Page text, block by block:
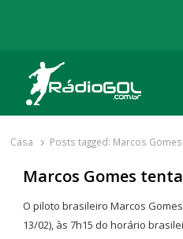
Rádio Gol
Há mais de 20 anos com as
Casa Posts tagged: Marcos Gomes
Marcos Gomes
O piloto brasileiro Marcos
13/02), às 7h15 do horário